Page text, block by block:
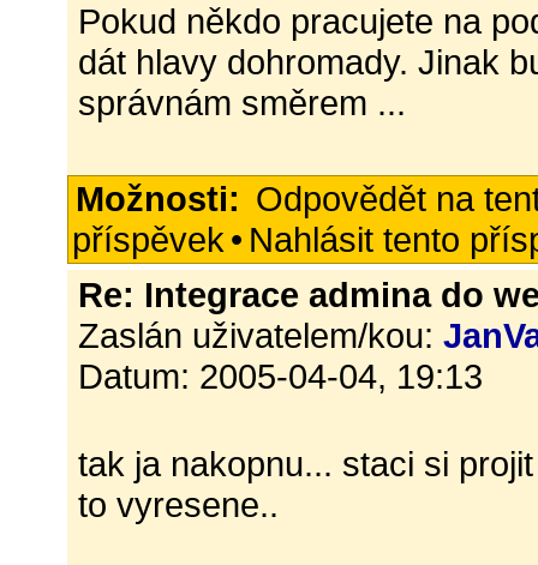
Pokud někdo pracujete na
dát hlavy dohromady. Jinak
správnám směrem ...
Možnosti: Odpovědět na
příspěvek • Nahlásit tento
Re: Integrace admina do
Zaslán uživatelem/kou:
Datum: 2005-04-04, 19:13
tak ja nakopnu... staci si
to vyresene..